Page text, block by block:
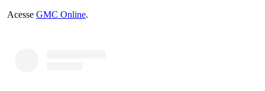
Acesse GMC Online.